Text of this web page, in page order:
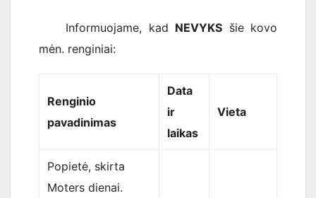
Informuojame, kad NEVYKS šie kovo
mėn. renginiai:
Renginio
pavadinimas
Data
ir
laikas
Vieta
Popietė, skirta
Moters dienai.